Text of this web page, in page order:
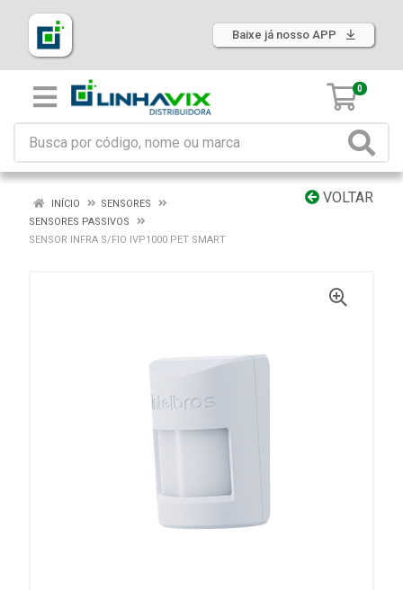
Baixe já nosso APP
0
VOLTAR
INÍCIO
SENSORES
SENSORES PASSIVOS
SENSOR INFRA S/FIO IVP1000 PET SMART